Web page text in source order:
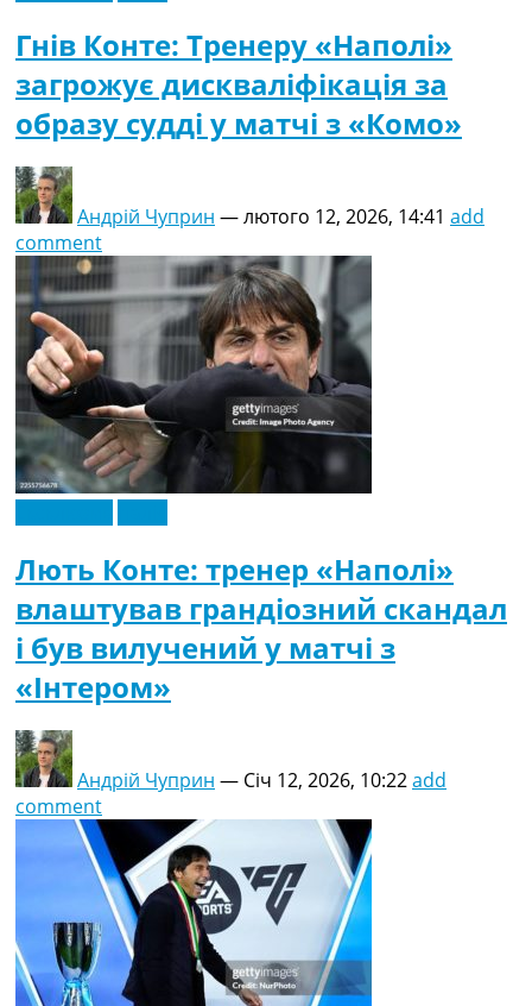
Гнів Конте: Тренеру «Наполі»
загрожує дискваліфікація за
образу судді у матчі з «Комо»
Андрій Чуприн —лютого 12, 2026, 14:41 add
comment
Лють Конте: тренер «Наполі»
влаштував грандіозний скандал
і був вилучений у матчі з
«Інтером»
Андрій Чуприн — Січ 12, 2026, 10:22add
comment